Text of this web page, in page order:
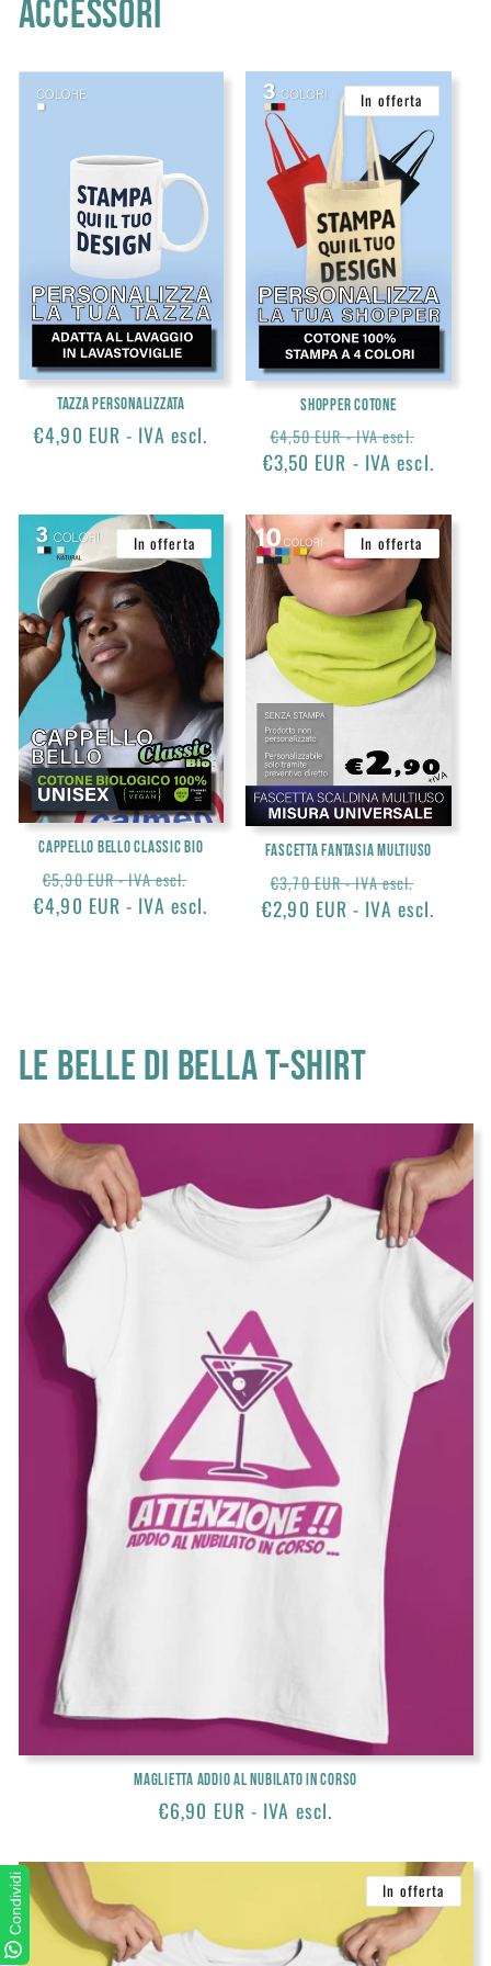
ACCESSORI
Tazza personalizzata
Prezzo
€4,90 EUR - IVA escl.
In offerta
Shopper Cotone
Prezzo
di
€4,50 EUR - IVA escl.
€3,50 EUR - IVA escl.
In offerta
Cappello Bello Classic Bio
Prezzo
di
€5,90 EUR - IVA escl.
scontato
€4,90 EUR - IVA escl.
In offerta
Fascetta Fantasia Multiuso
Prezzo
di
€3,70 EUR - IVA escl.
€2,90 EUR - IVA escl.
Le belle di bella t-shirt
Maglietta Addio al nubilato in corso
Prezzo
listino
€6,90 EUR - IVA escl.
In offerta
Condividi